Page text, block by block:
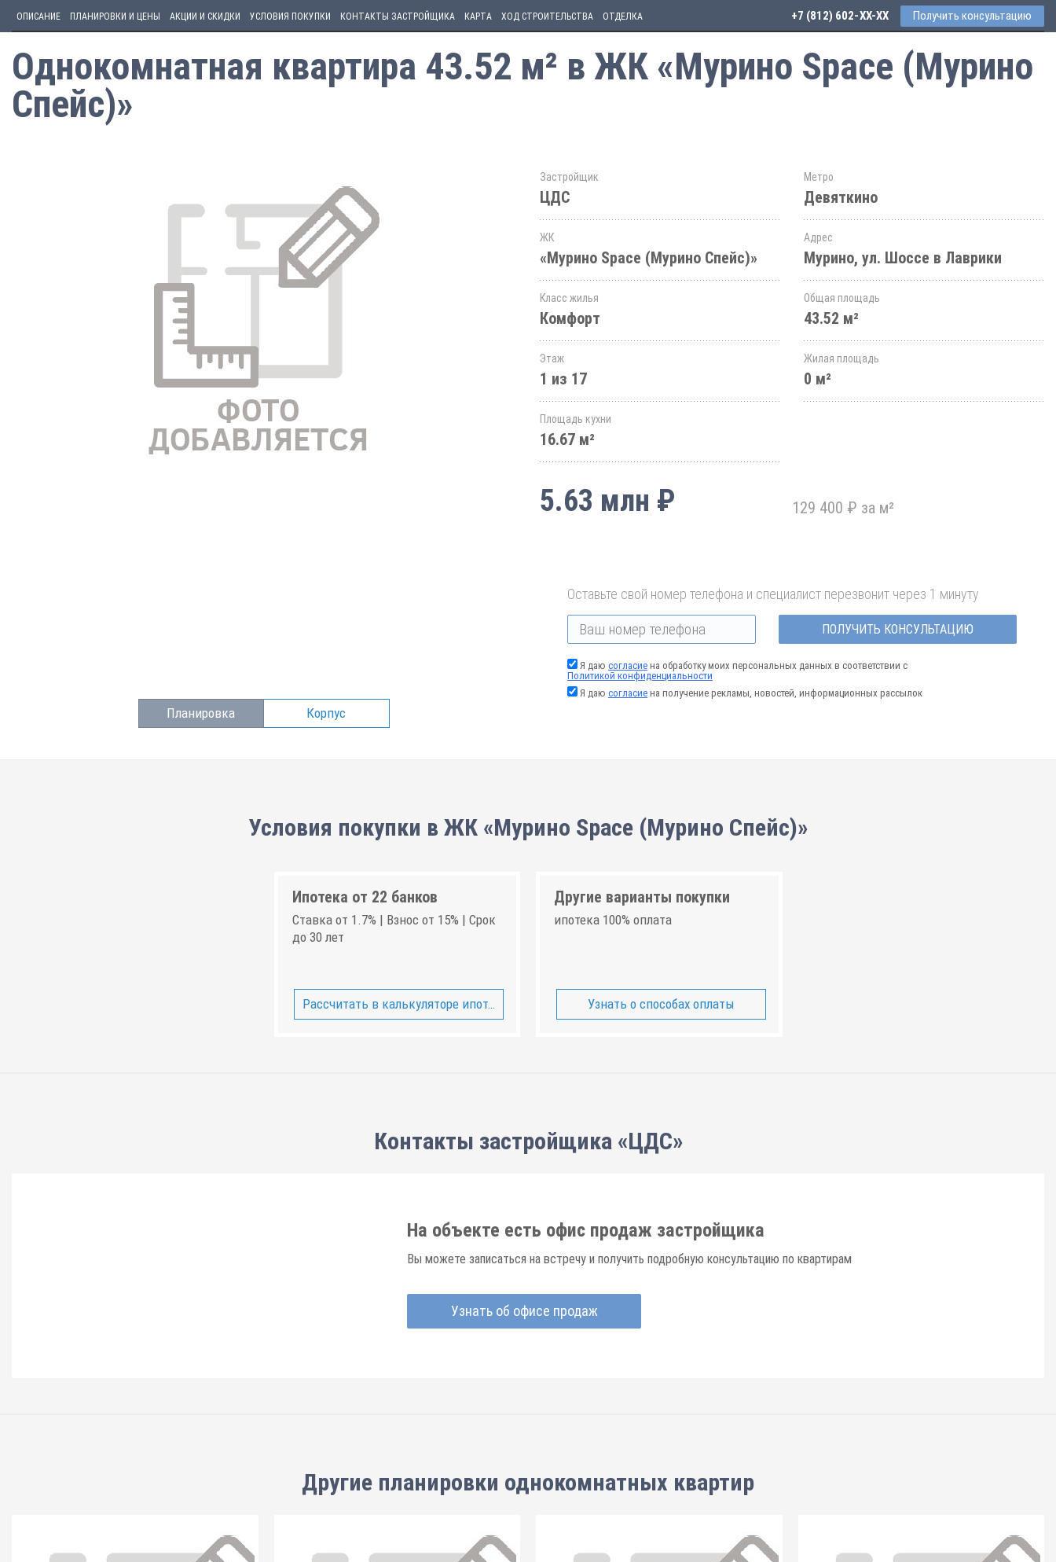
ОПИСАНИЕ ПЛАНИРОВКИ И ЦЕНЫ АКЦИИ И СКИДКИ УСЛОВИЯ ПОКУПКИ КОНТАКТЫ ЗАСТРОЙЩИКА КАРТА ХОД СТРОИТЕЛЬСТВА ОТДЕЛКА +7 (812) 602-44-77 Получить консультацию
Однокомнатная квартира 43.52 м² в ЖК «Мурино Space (Мурино
Спейс)»
Планировка Корпус
Застройщик
ЦДС
Метро
Девяткино
ЖК
«Мурино Space (Мурино Спейс)»
Адрес
Мурино, ул. Шоссе в Лаврики
Класс жилья
Комфорт
Общая площадь
43.52 м²
Этаж
1 из 17
Жилая площадь
0 м²
Площадь кухни
16.67 м²
5.63 млн ₽ 129 400 ₽ за м²
Оставьте свой номер телефона и специалист перезвонит через 1 минуту
ПОЛУЧИТЬ КОНСУЛЬТАЦИЮ
Я даю согласие на обработку моих персональных данных в соответствии с
Политикой конфиденциальности
Я даю согласие на получение рекламы, новостей, информационных рассылок
Условия покупки в ЖК «Мурино Space (Мурино Спейс)»
Ипотека от 22 банков
Ставка от 1.7% | Взнос от 15% | Срок
до 30 лет
Рассчитать в калькуляторе ипотеки
Другие варианты покупки
ипотека 100% оплата
Узнать о способах оплаты
Контакты застройщика «ЦДС»
На объекте есть офис продаж застройщика
Вы можете записаться на встречу и получить подробную консультацию по квартирам
Узнать об офисе продаж
Другие планировки однокомнатных квартир